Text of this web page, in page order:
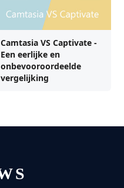
Camtasia VS Captivate -
Een eerlijke en
onbevooroordeelde
vergelijking